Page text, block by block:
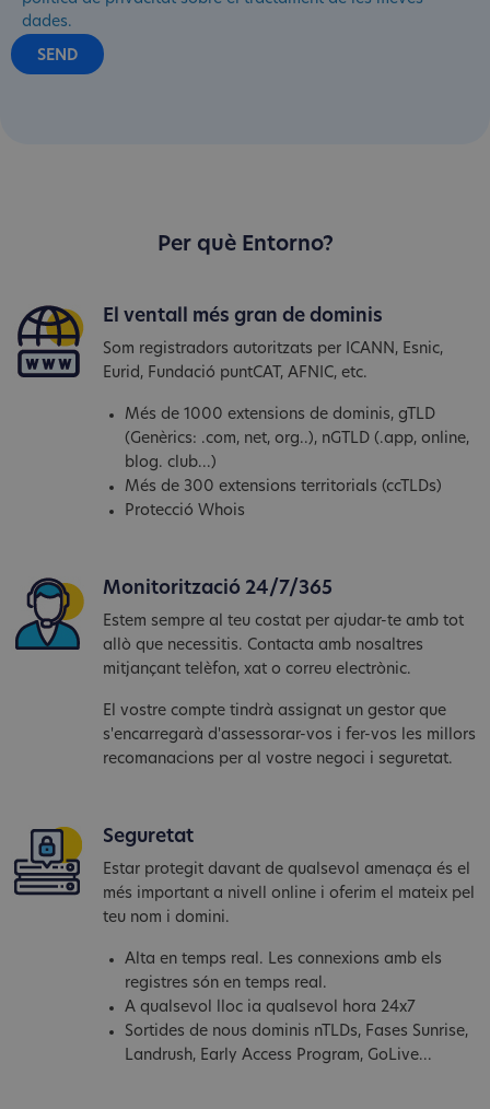
dades.
Per què Entorno?
El ventall més gran de dominis
Som registradors autoritzats per ICANN, Esnic,
Eurid, Fundació puntCAT, AFNIC, etc.
Més de 1000 extensions de dominis, gTLD
(Genèrics: .com, net, org..), nGTLD (.app, online,
blog. club...)
Més de 300 extensions territorials (ccTLDs)
Protecció Whois
Monitorització 24/7/365
Estem sempre al teu costat per ajudar-te amb tot
allò que necessitis. Contacta amb nosaltres
mitjançant telèfon, xat o correu electrònic.
El vostre compte tindrà assignat un gestor que
s'encarregarà d'assessorar-vos i fer-vos les millors
recomanacions per al vostre negoci i seguretat.
Seguretat
Estar protegit davant de qualsevol amenaça és el
més important a nivell online i oferim el mateix pel
teu nom i domini.
Alta en temps real. Les connexions amb els
registres són en temps real.
A qualsevol lloc ia qualsevol hora 24x7
Sortides de nous dominis nTLDs, Fases Sunrise,
Landrush, Early Access Program, GoLive...